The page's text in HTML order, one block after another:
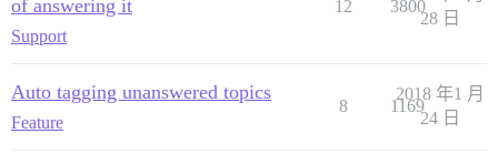
of answering it
Support
12 3800
28 日
Auto tagging unanswered topics
Feature
8 1169
2018 年1 月
24 日